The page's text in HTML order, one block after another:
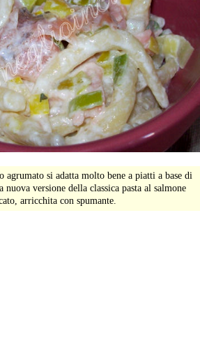
agrumato si adatta molto bene a piatti a base di
nuova versione della classica pasta al salmone
arricchita con spumante.